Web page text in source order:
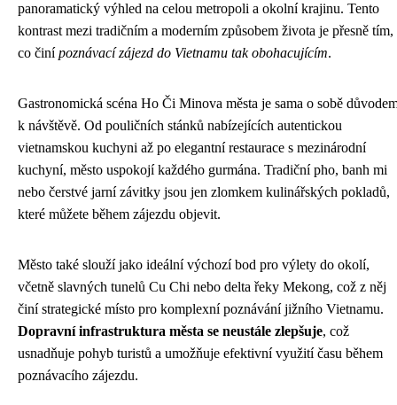
panoramatický výhled na celou metropoli a okolní krajinu. Tento
kontrast mezi tradičním a moderním způsobem života je přesně tím,
co činípoznávací zájezd do Vietnamu tak obohacujícím.
Gastronomická scéna Ho Či Minova města je sama o sobě
k návštěvě. Od pouličních stánků nabízejících autentickou
vietnamskou kuchyni až po elegantní restaurace s mezinárodní
kuchyní, město uspokojí každého gurmána. Tradiční pho, banh mi
nebo čerstvé jarní závitky jsou jen zlomkem kulinářských pokladů,
které můžete během zájezdu objevit.
Město také slouží jako ideální výchozí bod pro výlety do okolí,
včetně slavných tunelů Cu Chi nebo delta řeky Mekong, což z něj
činí strategické místo pro komplexní poznávání jižního Vietnamu.
Dopravní infrastruktura města se neustále zlepšuje, což
usnadňuje pohyb turistů a umožňuje efektivní využití času během
poznávacího zájezdu.